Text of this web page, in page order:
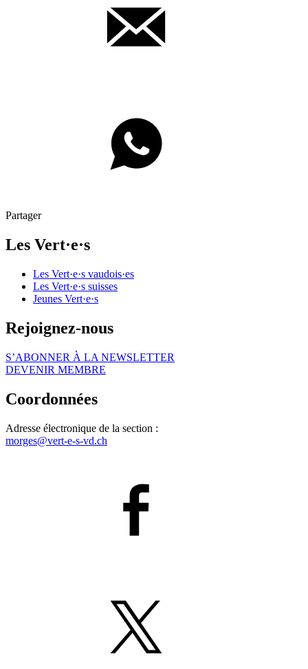
Partager
Les Vert·e·s
Les Vert·e·s vaudois·es
Les Vert·e·s suisses
Jeunes Vert·e·s
Rejoignez-nous
S’ABONNER À LA NEWSLETTER
DEVENIR MEMBRE
Coordonnées
Adresse électronique de la section :
morges@vert-e-s-vd.ch